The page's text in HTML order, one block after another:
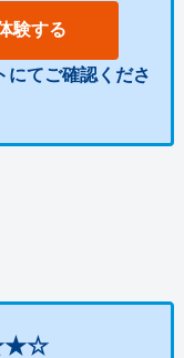
験する
にてご確認くださ